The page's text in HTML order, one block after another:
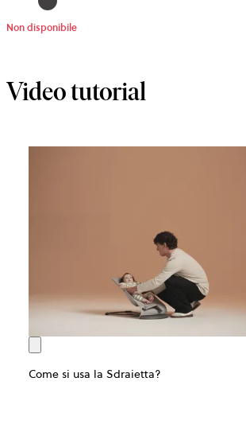
Non disponibile
Video tutorial
Come si usa la Sdraietta?